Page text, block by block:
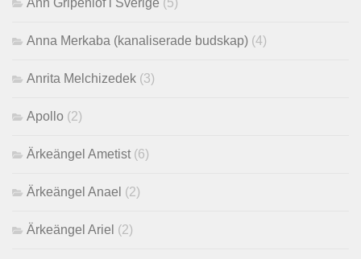
Anna Merkaba (kanaliserade budskap) (4)
Anrita Melchizedek (3)
Apollo (2)
Ärkeängel Ametist (6)
Ärkeängel Anael (2)
Ärkeängel Ariel (2)